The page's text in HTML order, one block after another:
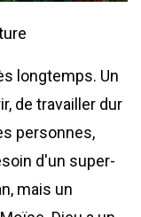
longtemps. Un
de travailler dur
personnes,
d'un super-
mais un